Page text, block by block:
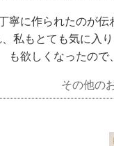
寧に作られたのが伝
私もとても気に入
も欲しくなったの
その他の